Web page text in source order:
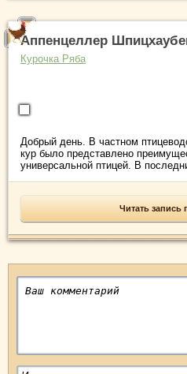
Аппенцеллер
Курочка Ряба
Добрый день. В частном
кур было представлено
универсальной птицей. В
Читать запись